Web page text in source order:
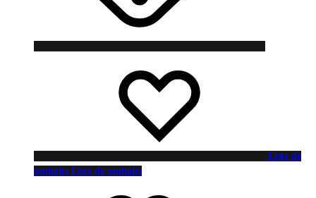
Liste de
souhaits Liste de souhaits